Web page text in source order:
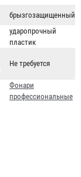
брызгозащищенный
ударопрочный
пластик
Не требуется
Фонари
профессиональные